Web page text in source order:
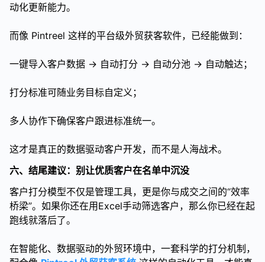
动化更新能力。
而像 Pintreel 这样的平台级外贸获客软件，已经能做到：
一键导入客户数据 → 自动打分 → 自动分池 → 自动触达；
打分标准可随业务目标自定义；
多人协作下确保客户跟进标准统一。
这才是真正的数据驱动客户开发，而不是人海战术。
六、结尾建议：别让优质客户在名单中沉没
客户打分模型不仅是管理工具，更是你与成交之间的“效率
桥梁”。如果你还在用Excel手动筛选客户，那么你已经在起
跑线就落后了。
在智能化、数据驱动的外贸环境中，一套科学的打分机制，